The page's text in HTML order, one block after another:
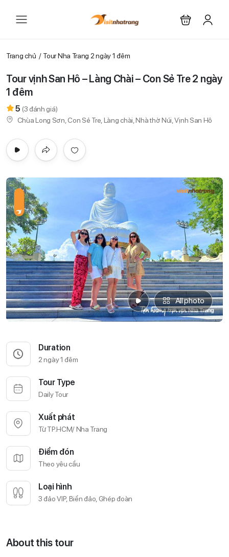
Trang chủ Tour Nha Trang 2 ngày 1 đêm
Tour vịnh San Hô – Làng Chài – Con Sẻ Tre 2 ngày
1 đêm
5 (3 đánh giá)
Chùa Long Sơn, Con Sẻ Tre, Làng chài, Nhà thờ Núi, Vịnh San Hô
All photo
Duration
2 ngày 1 đêm
Tour Type
Daily Tour
Xuất phát
Từ TP.HCM/ Nha Trang
Điểm đón
Theo yêu cầu
Loại hình
3 đảo VIP, Biển đảo, Ghép đoàn
About this tour